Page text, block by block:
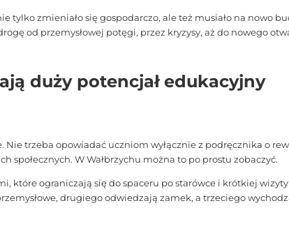
zmieniało się gospodarczo, ale też musiało na nowo
od przemysłowej potęgi, przez kryzysy, aż do nowego
duży potencjał edukacyjny
Nie trzeba opowiadać uczniom wyłącznie z podręcznika o
społecznych. W Wałbrzychu można to po prostu zobaczyć.
które ograniczają się do spaceru po starówce i krótkiej
drugiego odwiedzają zamek, a trzeciego